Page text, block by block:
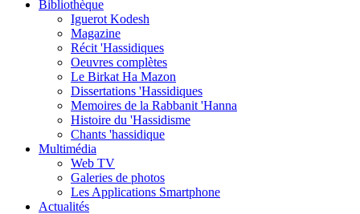
Bibliothèque
Iguerot Kodesh
Magazine
Récit 'Hassidiques
Oeuvres complètes
Le Birkat Ha Mazon
Dissertations 'Hassidiques
Memoires de la Rabbanit 'Hanna
Histoire du 'Hassidisme
Chants 'hassidique
Multimédia
Web TV
Galeries de photos
Les Applications Smartphone
Actualités